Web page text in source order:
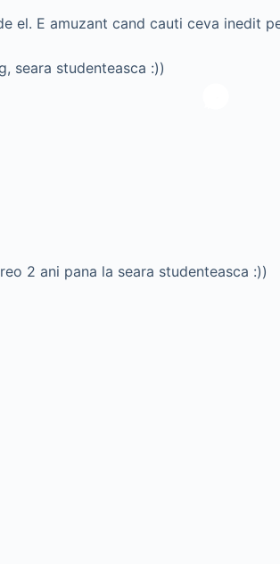
el. E amuzant cand cauti ceva inedit
seara studenteasca :))
2 ani pana la seara studenteasca :))